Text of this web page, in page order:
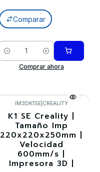
Comparar
Cantidad
Comprar ahora
-20%
Agotado
IM3DK1SE| CREALITY
K1 SE Creality |
Tamaño Imp
220x220x250mm |
Velocidad
600mm/s |
Impresora 3D |